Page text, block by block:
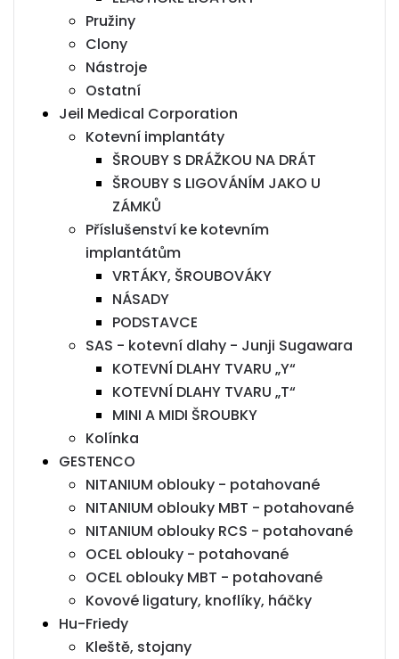
Pružiny
Clony
Nástroje
Ostatní
Jeil Medical Corporation
Kotevní implantáty
ŠROUBY S DRÁŽKOU NA DRÁT
ŠROUBY S LIGOVÁNÍM JAKO U
ZÁMKŮ
Příslušenství ke kotevním
implantátům
VRTÁKY, ŠROUBOVÁKY
NÁSADY
PODSTAVCE
SAS - kotevní dlahy - Junji Sugawara
KOTEVNÍ DLAHY TVARU „Y“
KOTEVNÍ DLAHY TVARU „T“
MINI A MIDI ŠROUBKY
Kolínka
GESTENCO
NITANIUM oblouky - potahované
NITANIUM oblouky MBT - potahované
NITANIUM oblouky RCS - potahované
OCEL oblouky - potahované
OCEL oblouky MBT - potahované
Kovové ligatury, knoflíky, háčky
Hu-Friedy
Kleště, stojany